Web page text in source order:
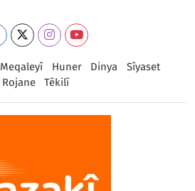
Meqaleyî Huner Dinya
Sîyaset
Rojane
Têkilî